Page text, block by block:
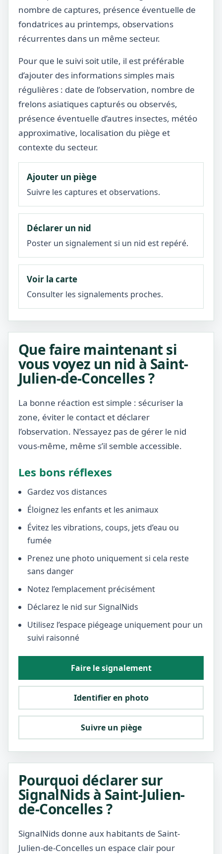
nombre de captures, présence éventuelle de
fondatrices au printemps, observations
récurrentes dans un même secteur.
Pour que le suivi soit utile, il est préférable
d’ajouter des informations simples mais
régulières : date de l’observation, nombre de
frelons asiatiques capturés ou observés,
présence éventuelle d’autres insectes, météo
approximative, localisation du piège et
contexte du secteur.
Ajouter un piège
Suivre les captures et observations.
Déclarer un nid
Poster un signalement si un nid est repéré.
Voir la carte
Consulter les signalements proches.
Que faire maintenant si
vous voyez un nid à Saint-
Julien-de-Concelles ?
La bonne réaction est simple : sécuriser la
zone, éviter le contact et déclarer
l’observation. N’essayez pas de gérer le nid
vous-même, même s’il semble accessible.
Les bons réflexes
Gardez vos distances
Éloignez les enfants et les animaux
Évitez les vibrations, coups, jets d’eau ou
fumée
Prenez une photo uniquement si cela reste
sans danger
Notez l’emplacement précisément
Déclarez le nid sur SignalNids
Utilisez l’espace piégeage uniquement pour un
suivi raisonné
Faire le signalement
Identifier en photo
Suivre un piège
Pourquoi déclarer sur
SignalNids à Saint-Julien-
de-Concelles ?
SignalNids donne aux habitants de Saint-
Julien-de-Concelles un espace clair pour